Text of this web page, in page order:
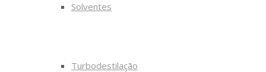
Solventes
Turbodestilação